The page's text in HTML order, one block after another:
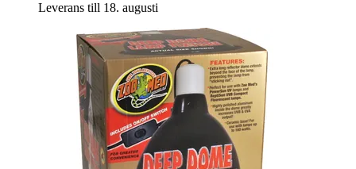
Leverans till 18. augusti